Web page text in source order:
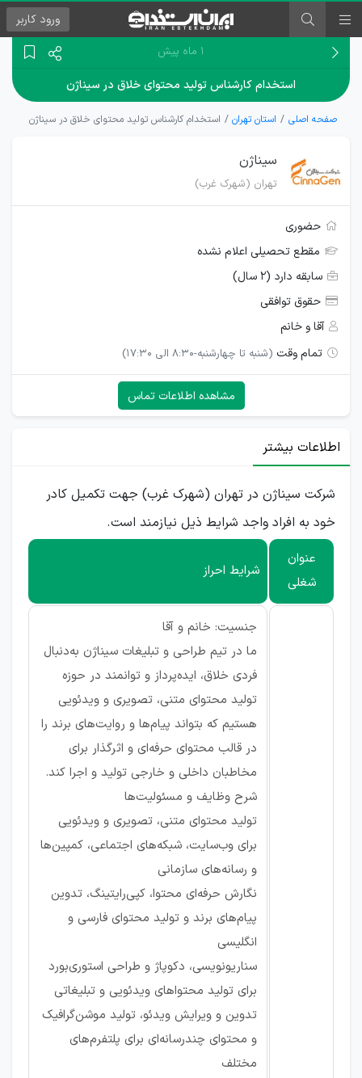
ورود کاربر
۱ ماه پیش
استخدام کارشناس تولید محتوای خلاق در سیناژن
صفحه اصلی استان تهران استخدام کارشناس تولید محتوای خلاق در سیناژن
سیناژن
تهران (شهرک غرب)
حضوری
مقطع تحصیلی اعلام نشده
سابقه دارد (۲ سال)
حقوق توافقی
آقا و خانم
تمام وقت (شنبه تا چهارشنبه-8:30 الی 17:30)
مشاهده اطلاعات تماس
اطلاعات بیشتر
شرکت سیناژن در تهران (شهرک غرب) جهت تکمیل کادر
خود به افراد واجد شرایط ذیل نیازمند است.
عنوان
شغلی
شرایط احراز
جنسیت: خانم و آقا
ما در تیم طراحی و تبلیغات سیناژن به‌دنبال
فردی خلاق، ایده‌پرداز و توانمند در حوزه
تولید محتوای متنی، تصویری و ویدئویی
هستیم که بتواند پیام‌ها و روایت‌های برند را
در قالب محتوای حرفه‌ای و اثرگذار برای
مخاطبان داخلی و خارجی تولید و اجرا کند.
شرح وظایف و مسئولیت‌ها
تولید محتوای متنی، تصویری و ویدئویی
برای وب‌سایت، شبکه‌های اجتماعی، کمپین‌ها
و رسانه‌های سازمانی
نگارش حرفه‌ای محتوا، کپی‌رایتینگ، تدوین
پیام‌های برند و تولید محتوای فارسی و
انگلیسی
سناریونویسی، دکوپاژ و طراحی استوری‌بورد
برای تولید محتواهای ویدئویی و تبلیغاتی
تدوین و ویرایش ویدئو، تولید موشن‌گرافیک
و محتوای چندرسانه‌ای برای پلتفرم‌های
مختلف